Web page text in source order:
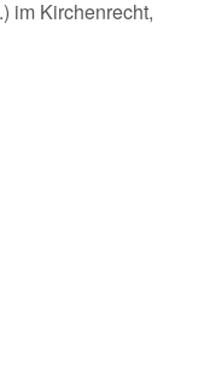
im Kirchenrecht,